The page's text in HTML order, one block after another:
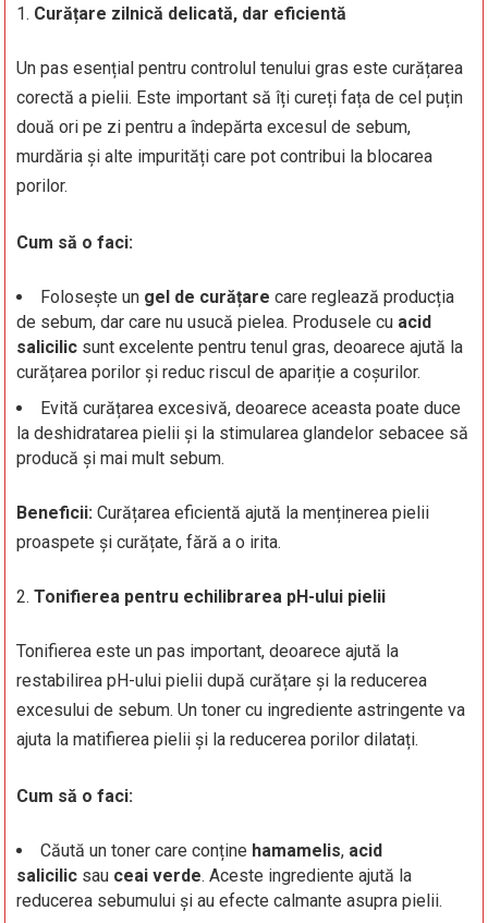
Curățare zilnică delicată, dar eficientă
Un pas esențial pentru controlul tenului gras este curățarea
corectă a pielii. Este important să îți cureți fața de cel puțin
două ori pe zi pentru a îndepărta excesul de sebum,
murdăria și alte impurități care pot contribui la blocarea
porilor.
Cum să o faci:
Folosește un gel de curățare care reglează producția
de sebum, dar care nu usucă pielea. Produsele cu acid
salicilic sunt excelente pentru tenul gras, deoarece ajută la
curățarea porilor și reduc riscul de apariție a coșurilor.
Evită curățarea excesivă, deoarece aceasta poate duce
la deshidratarea pielii și la stimularea glandelor sebacee să
producă și mai mult sebum.
Beneficii: Curățarea eficientă ajută la menținerea pielii
proaspete și curățate, fără a o irita.
Tonifierea pentru echilibrarea pH-ului pielii
Tonifierea este un pas important, deoarece ajută la
restabilirea pH-ului pielii după curățare și la reducerea
excesului de sebum. Un toner cu ingrediente astringente va
ajuta la matifierea pielii și la reducerea porilor dilatați.
Cum să o faci:
Căută un toner care conține hamamelis, acid
salicilic sau ceai verde. Aceste ingrediente ajută la
reducerea sebumului și au efecte calmante asupra pielii.